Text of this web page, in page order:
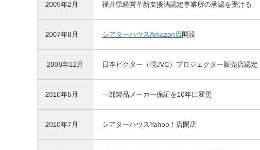
2005年2月 福井県経営革新支援法認定事業所の承認を受ける
2007年8月 シアターハウスAmazon店開設
2008年12月 日本ビクター（現JVC）プロジェクター販売店認定
2010年5月 一部製品メーカー保証を10年に変更
2010年7月 シアターハウスYahoo！店閉店